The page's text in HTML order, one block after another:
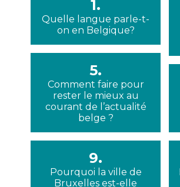
1.
Quelle langue parle-t-
on en Belgique?
5.
Comment faire pour
rester le mieux au
courant de l’actualité
belge ?
9.
Pourquoi la ville de
Bruxelles est-elle